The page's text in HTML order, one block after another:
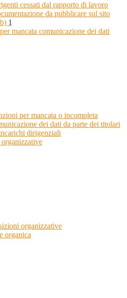
cessati dal rapporto di lavoro
da pubblicare sul sito
1
mancata comunicazione dei dati
per mancata o incompleta
dei dati da parte dei titolari
dirigenziali
organizzative
organica